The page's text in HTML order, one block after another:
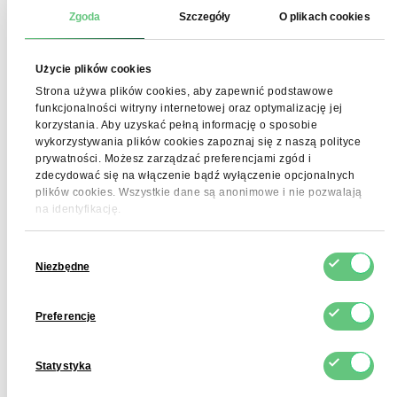
Zgoda Szczegóły O plikach cookies
Użycie plików cookies
Strona używa plików cookies, aby zapewnić podstawowe
funkcjonalności witryny internetowej oraz optymalizację jej
korzystania. Aby uzyskać pełną informację o sposobie
wykorzystywania plików cookies zapoznaj się z naszą polityce
prywatności. Możesz zarządzać preferencjami zgód i
zdecydować się na włączenie bądź wyłączenie opcjonalnych
plików cookies. Wszystkie dane są anonimowe i nie pozwalają
na identyfikację.
zgody
Niezbędne
Preferencje
Statystyka
produkcji. Przechowywać w suchym, chłodnym miejscu
Opakowanie
Foodcom S.A. dostarcza WPH 90 w małych workach oraz
big bagach.
Izolat białka grochu naturalna guma z guar